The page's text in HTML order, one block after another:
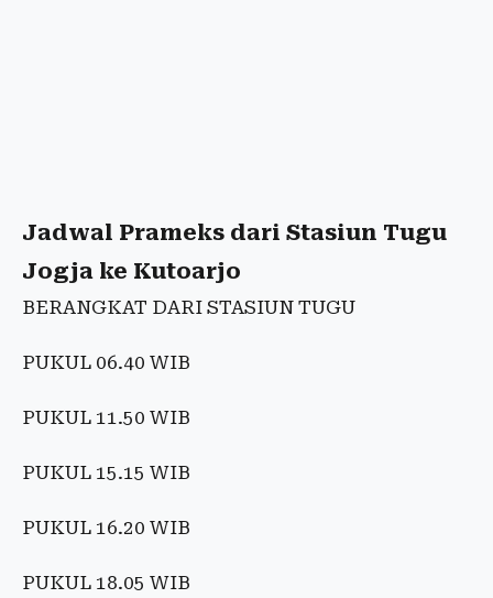
Jadwal Prameks dari Stasiun Tugu
Jogja ke Kutoarjo
BERANGKAT DARI STASIUN TUGU
PUKUL 06.40 WIB
PUKUL 11.50 WIB
PUKUL 15.15 WIB
PUKUL 16.20 WIB
PUKUL 18.05 WIB